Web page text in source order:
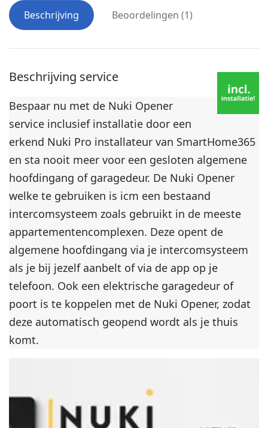
Beschrijving Beoordelingen (1)
Beschrijving service
Bespaar nu met de Nuki Opener
service inclusief installatie door een
erkend Nuki Pro installateur van SmartHome365
en sta nooit meer voor een gesloten algemene
hoofdingang of garagedeur. De Nuki Opener
welke te gebruiken is icm een bestaand
intercomsysteem zoals gebruikt in de meeste
appartementencomplexen. Deze opent de
algemene hoofdingang via je intercomsysteem
als je bij jezelf aanbelt of via de app op je
telefoon. Ook een elektrische garagedeur of
poort is te koppelen met de Nuki Opener, zodat
deze automatisch geopend wordt als je thuis
komt.